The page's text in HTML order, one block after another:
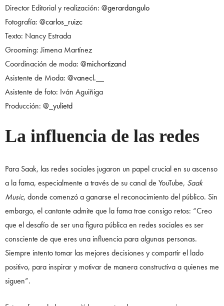
Director Editorial y realización: @gerardangulo
Fotografía: @carlos_ruizc
Texto: Nancy Estrada
Grooming: Jimena Martínez
Coordinación de moda: @michortizand
Asistente de Moda: @vanecl.__
Asistente de foto: Iván Aguiñiga
Producción: @_yulietd
La influencia de las redes
Para Saak, las redes sociales jugaron un papel crucial en su ascenso
a la fama, especialmente a través de su canal de YouTube, Saak
Music, donde comenzó a ganarse el reconocimiento del público. Sin
embargo, el cantante admite que la fama trae consigo retos: “Creo
que el desafío de ser una figura pública en redes sociales es ser
consciente de que eres una influencia para algunas personas.
Siempre intento tomar las mejores decisiones y compartir el lado
positivo, para inspirar y motivar de manera constructiva a quienes me
siguen”.